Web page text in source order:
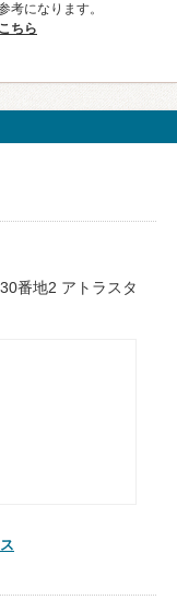
考になります。
ちら
番地2 アトラスタ